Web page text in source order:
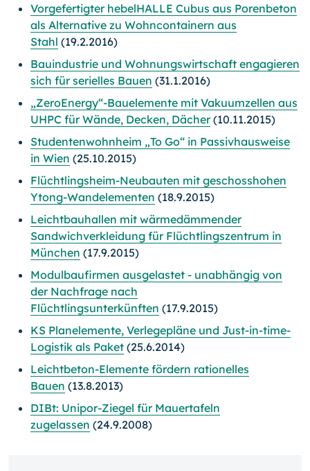
Vorgefertigter hebelHALLE Cubus aus Porenbeton
als Alternative zu Wohncontainern aus
Stahl (19.2.2016)
Bauindustrie und Wohnungswirtschaft engagieren
sich für serielles Bauen (31.1.2016)
„ZeroEnergy“-Bauelemente mit Vakuumzellen aus
UHPC für Wände, Decken, Dächer(10.11.2015)
Studentenwohnheim „To Go“ in Passivhausweise
in Wien (25.10.2015)
Flüchtlingsheim-Neubauten mit geschosshohen
Ytong-Wandelementen (18.9.2015)
Leichtbauhallen mit wärmedämmender
Sandwichverkleidung für Flüchtlingszentrum in
München (17.9.2015)
Modulbaufirmen ausgelastet - unabhängig von
der Nachfrage nach
Flüchtlingsunterkünften (17.9.2015)
KS Planelemente, Verlegepläne und Just-in-time-
Logistik als Paket (25.6.2014)
Leichtbeton-Elemente fördern rationelles
Bauen (13.8.2013)
DIBt: Unipor-Ziegel für Mauertafeln
zugelassen (24.9.2008)